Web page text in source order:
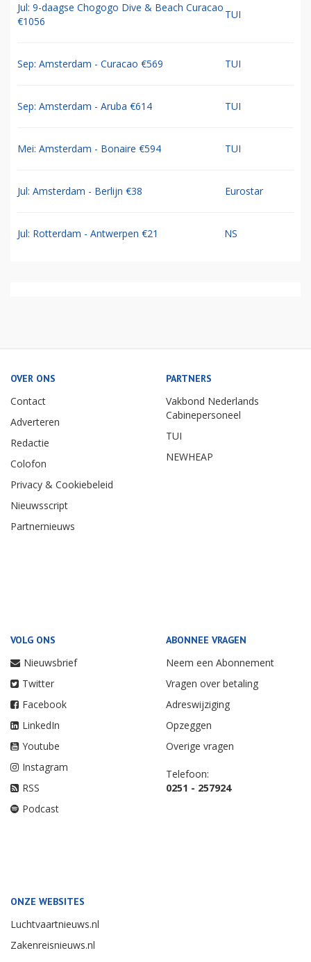
Jul: 9-daagse Chogogo Dive & Beach Curacao
€1056
TUI
Sep: Amsterdam - Curacao €569 TUI
Sep: Amsterdam - Aruba €614 TUI
Mei: Amsterdam - Bonaire €594 TUI
Jul: Amsterdam - Berlijn €38 Eurostar
Jul: Rotterdam - Antwerpen €21 NS
OVER ONS
Contact
Adverteren
Redactie
Colofon
Privacy & Cookiebeleid
Nieuwsscript
Partnernieuws
PARTNERS
Vakbond Nederlands
Cabinepersoneel
TUI
NEWHEAP
VOLG ONS
Nieuwsbrief
Twitter
Facebook
LinkedIn
Youtube
Instagram
RSS
Podcast
ABONNEE VRAGEN
Neem een Abonnement
Vragen over betaling
Adreswijziging
Opzeggen
Overige vragen
Telefoon:
0251 - 257924
ONZE WEBSITES
Luchtvaartnieuws.nl
Zakenreisnieuws.nl